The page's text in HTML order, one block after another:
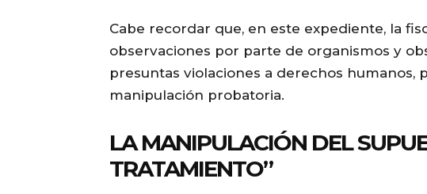
Cabe recordar que, en este expediente, la
observaciones por parte de organismos y
presuntas violaciones a derechos humanos,
manipulación probatoria.
LA MANIPULACIÓN DEL
TRATAMIENTO”